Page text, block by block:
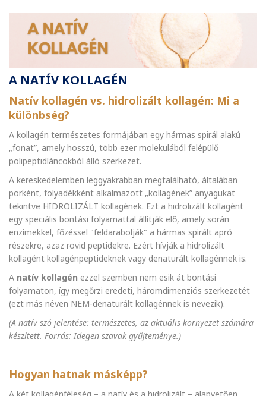
A NATÍV KOLLAGÉN
Natív kollagén vs. hidrolizált kollagén: Mi a
különbség?
A kollagén természetes formájában egy hármas spirál alakú
„fonat”, amely hosszú, több ezer molekulából felépülő
polipeptidláncokból álló szerkezet.
A kereskedelemben leggyakrabban megtalálható, általában
porként, folyadékként alkalmazott „kollagének” anyagukat
tekintve HIDROLIZÁLT kollagének. Ezt a hidrolizált kollagént
egy speciális bontási folyamattal állítják elő, amely során
enzimekkel, főzéssel "feldarabolják" a hármas spirált apró
részekre, azaz rövid peptidekre. Ezért hívják a hidrolizált
kollagént kollagénpeptideknek vagy denaturált kollagénnek is.
A natív kollagén ezzel szemben nem esik át bontási
folyamaton, így megőrzi eredeti, háromdimenziós szerkezetét
(ezt más néven NEM-denaturált kollagénnek is nevezik).
(A natív szó jelentése: természetes, az aktuális környezet számára
készített. Forrás: Idegen szavak gyűjteménye.)
Hogyan hatnak másképp?